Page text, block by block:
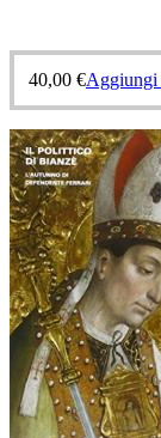
40,00 €Aggiungi